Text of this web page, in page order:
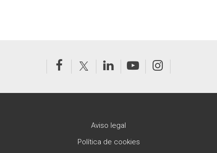
Aviso legal
Política de cookies